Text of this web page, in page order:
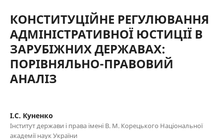
КОНСТИТУЦІЙНЕ РЕГУЛЮВАННЯ
АДМІНІСТРАТИВНОЇ ЮСТИЦІЇ В
ЗАРУБІЖНИХ ДЕРЖАВАХ:
ПОРІВНЯЛЬНО-ПРАВОВИЙ
АНАЛІЗ
І.С. Куненко
Інститут держави і права імені В. М. Корецького Національної
академії наук України